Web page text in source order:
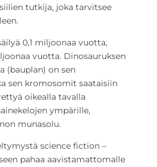
tutkija, joka tarvitsee
0,1 miljoonaa vuotta,
vuotta. Dinosauruksen
(bauplan) on sen
sen kromosomit saataisiin
oikealla tavalla
ympärille,
munasolu.
science fiction –
pahaa aavistamattomalle